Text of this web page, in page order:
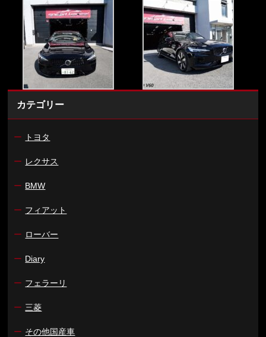
カテゴリー
ー トヨタ
ー レクサス
ー BMW
ー フィアット
ー ローバー
ー Diary
ー フェラーリ
ー 三菱
ー その他国産車